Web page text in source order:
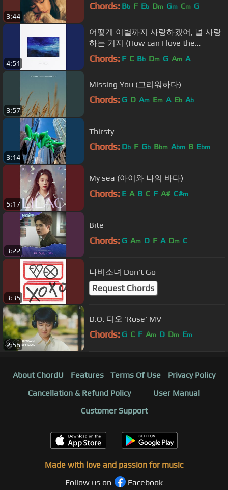
3:44
Chords: Bb F Eb Dm Gm Cm G
4:51
어떻게 이별까지 사랑하겠어, 널 사랑
하는 거지 (How can I love the
heartbreak,...
Chords: F C Bb Dm G Am A
3:57
Missing You (그리워하다)
Chords: G D Am Em A Eb Ab
3:14
Thirsty
Chords: Db F Gb Bbm Abm B Ebm
5:17
My sea (아이와 나의 바다)
Chords: E A B C F A# C#m
3:22
Bite
Chords: G Am D F A Dm C
3:35
나비소녀 Don't Go
Request Chords
2:56
D.O. 디오 'Rose' MV
Chords: G C F Am D Dm Em
About ChordU Features Terms Of Use
Privacy Policy
Cancellation & Refund Policy
User Manual
Customer Support
Made with love and passion for music
Follow us on
Facebook